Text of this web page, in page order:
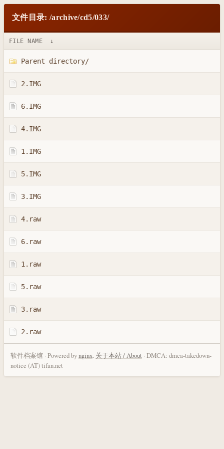
文件目录: /archive/cd5/033/
FILE NAME ↓
Parent directory/
2.IMG
6.IMG
4.IMG
1.IMG
5.IMG
3.IMG
4.raw
6.raw
1.raw
5.raw
3.raw
2.raw
软件档案馆 · Powered bynginx. 关于本站 / About · DMCA: dmca-takedown-
notice (AT) tifan.net